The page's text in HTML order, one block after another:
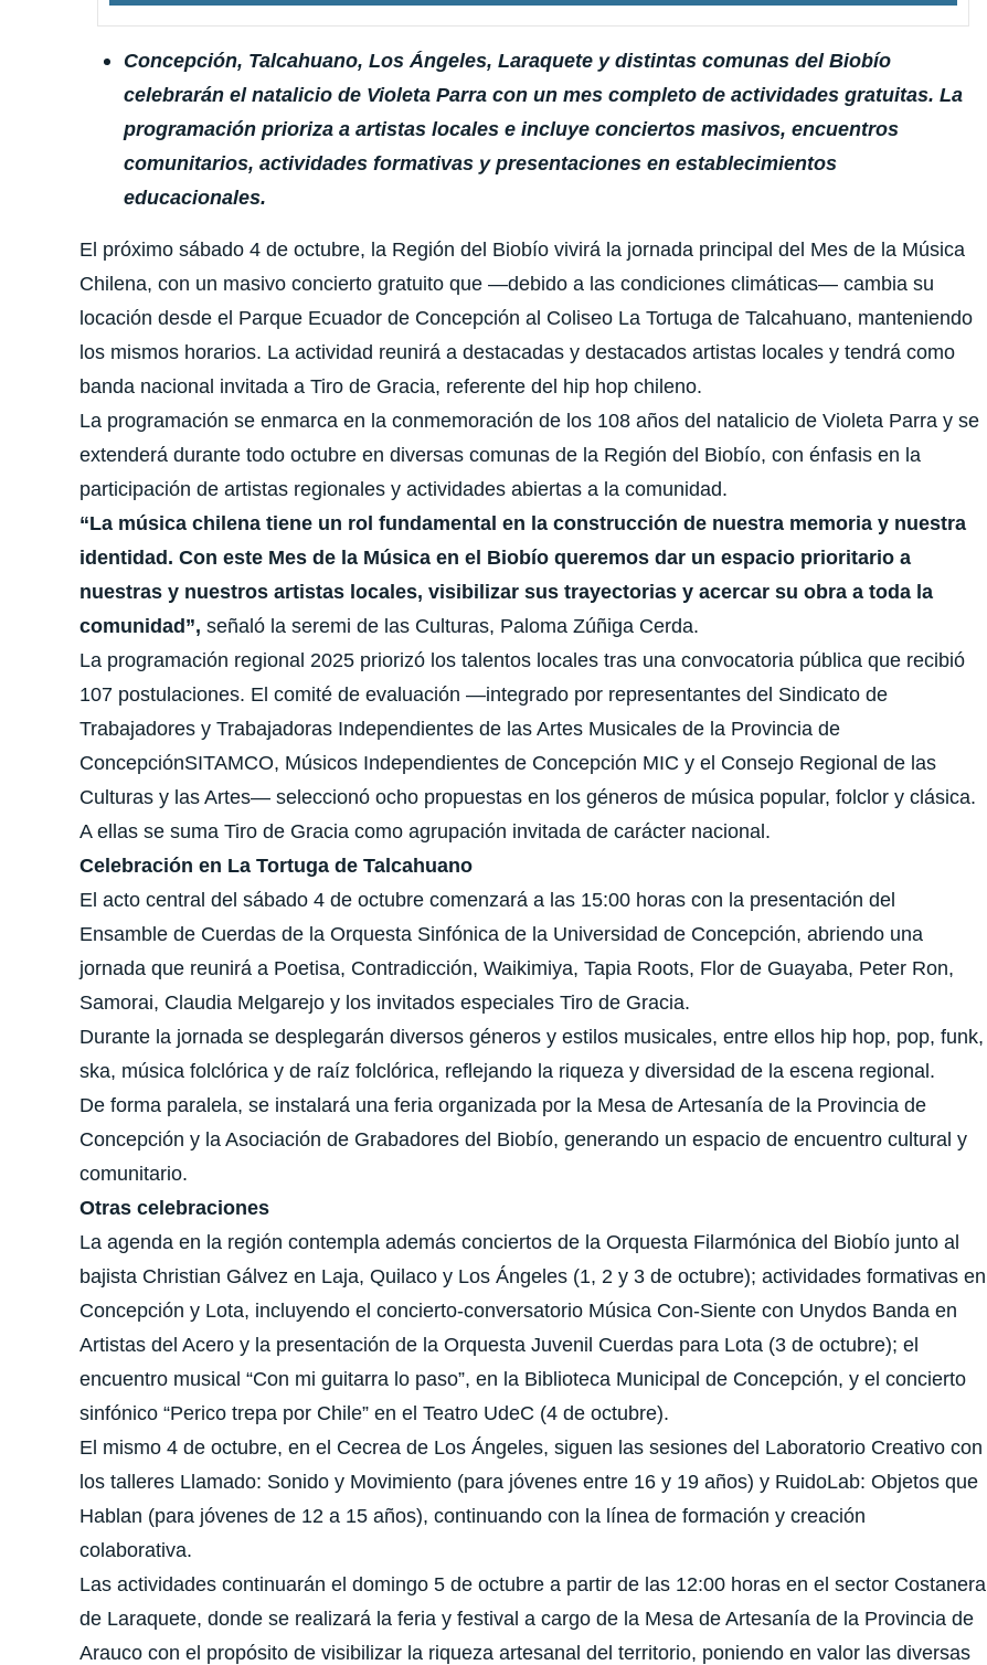
Concepción, Talcahuano, Los Ángeles, Laraquete y distintas comunas del Biobío
celebrarán el natalicio de Violeta Parra con un mes completo de actividades gratuitas. La
programación prioriza a artistas locales e incluye conciertos masivos, encuentros
comunitarios, actividades formativas y presentaciones en establecimientos
educacionales.
El próximo sábado 4 de octubre, la Región del Biobío vivirá la jornada principal del Mes de la Música
Chilena, con un masivo concierto gratuito que —debido a las condiciones climáticas— cambia su
locación desde el Parque Ecuador de Concepción al Coliseo La Tortuga de Talcahuano, manteniendo
los mismos horarios. La actividad reunirá a destacadas y destacados artistas locales y tendrá como
banda nacional invitada a Tiro de Gracia, referente del hip hop chileno.
La programación se enmarca en la conmemoración de los 108 años del natalicio de Violeta Parra y se
extenderá durante todo octubre en diversas comunas de la Región del Biobío, con énfasis en la
participación de artistas regionales y actividades abiertas a la comunidad.
“La música chilena tiene un rol fundamental en la construcción de nuestra memoria y nuestra
identidad. Con este Mes de la Música en el Biobío queremos dar un espacio prioritario a
nuestras y nuestros artistas locales, visibilizar sus trayectorias y acercar su obra a toda la
comunidad”, señaló la seremi de las Culturas, Paloma Zúñiga Cerda.
La programación regional 2025 priorizó los talentos locales tras una convocatoria pública que recibió
107 postulaciones. El comité de evaluación —integrado por representantes del Sindicato de
Trabajadores y Trabajadoras Independientes de las Artes Musicales de la Provincia de
ConcepciónSITAMCO, Músicos Independientes de Concepción MIC y el Consejo Regional de las
Culturas y las Artes— seleccionó ocho propuestas en los géneros de música popular, folclor y clásica.
A ellas se suma Tiro de Gracia como agrupación invitada de carácter nacional.
Celebración en La Tortuga de Talcahuano
El acto central del sábado 4 de octubre comenzará a las 15:00 horas con la presentación del
Ensamble de Cuerdas de la Orquesta Sinfónica de la Universidad de Concepción, abriendo una
jornada que reunirá a Poetisa, Contradicción, Waikimiya, Tapia Roots, Flor de Guayaba, Peter Ron,
Samorai, Claudia Melgarejo y los invitados especiales Tiro de Gracia.
Durante la jornada se desplegarán diversos géneros y estilos musicales, entre ellos hip hop, pop, funk,
ska, música folclórica y de raíz folclórica, reflejando la riqueza y diversidad de la escena regional.
De forma paralela, se instalará una feria organizada por la Mesa de Artesanía de la Provincia de
Concepción y la Asociación de Grabadores del Biobío, generando un espacio de encuentro cultural y
comunitario.
Otras celebraciones
La agenda en la región contempla además conciertos de la Orquesta Filarmónica del Biobío junto al
bajista Christian Gálvez en Laja, Quilaco y Los Ángeles (1, 2 y 3 de octubre); actividades formativas en
Concepción y Lota, incluyendo el concierto-conversatorio Música Con-Siente con Unydos Banda en
Artistas del Acero y la presentación de la Orquesta Juvenil Cuerdas para Lota (3 de octubre); el
encuentro musical “Con mi guitarra lo paso”, en la Biblioteca Municipal de Concepción, y el concierto
sinfónico “Perico trepa por Chile” en el Teatro UdeC (4 de octubre).
El mismo 4 de octubre, en el Cecrea de Los Ángeles, siguen las sesiones del Laboratorio Creativo con
los talleres Llamado: Sonido y Movimiento (para jóvenes entre 16 y 19 años) y RuidoLab: Objetos que
Hablan (para jóvenes de 12 a 15 años), continuando con la línea de formación y creación
colaborativa.
Las actividades continuarán el domingo 5 de octubre a partir de las 12:00 horas en el sector Costanera
de Laraquete, donde se realizará la feria y festival a cargo de la Mesa de Artesanía de la Provincia de
Arauco con el propósito de visibilizar la riqueza artesanal del territorio, poniendo en valor las diversas